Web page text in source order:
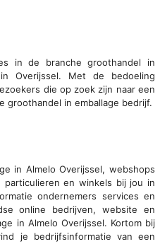
in de branche groothandel in
Overijssel. Met de bedoeling
die op zoek zijn naar een
groothandel in emballage bedrijf.
in Almelo Overijssel, webshops
en winkels bij jou in
ondernemers services en
online bedrijven, website en
in Almelo Overijssel. Kortom bij
je bedrijfsinformatie van een